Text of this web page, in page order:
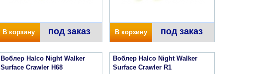
В корзину под заказ В корзину под заказ
Воблер Halco Night Walker
Surface Crawler H68
Воблер Halco Night Walker
Surface Crawler R1